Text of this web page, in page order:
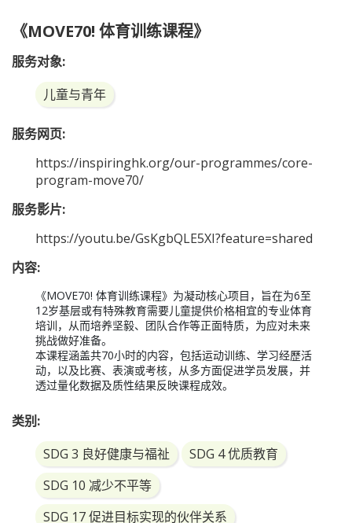
《MOVE70! 体育训练课程》
服务对象:
儿童与青年
服务网页:
https://inspiringhk.org/our-programmes/core-
program-move70/
服务影片:
https://youtu.be/GsKgbQLE5XI?feature=shared
内容:
《MOVE70! 体育训练课程》为凝动核心项目，旨在为6至
12岁基层或有特殊教育需要儿童提供价格相宜的专业体育
培训，从而培养坚毅、团队合作等正面特质，为应对未来
挑战做好准备。
本课程涵盖共70小时的内容，包括运动训练、学习经歷活
动，以及比赛、表演或考核，从多方面促进学员发展，并
透过量化数据及质性结果反映课程成效。
类别:
SDG 3 良好健康与福祉
SDG 4 优质教育
SDG 10 减少不平等
SDG 17 促进目标实现的伙伴关系